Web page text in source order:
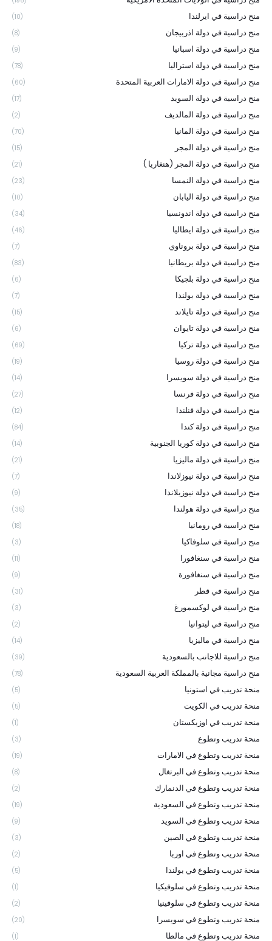
منح دراسية في ايرلندا (10)
منح دراسية في دولة اذربيجان (8)
منح دراسية في دولة اسبانيا (9)
منح دراسية في دولة استراليا (78)
منح دراسية في دولة الامارات العربية المتحدة (60)
منح دراسية في دولة السويد (17)
منح دراسية في دولة المالديف (2)
منح دراسية في دولة المانيا (70)
منح دراسية في دولة المجر (15)
منح دراسية في دولة المجر (هنغاريا ) (21)
منح دراسية في دولة النمسا (23)
منح دراسية في دولة اليابان (10)
منح دراسية في دولة اندونسيا (34)
منح دراسية في دولة ايطاليا (46)
منح دراسية في دولة بروناوي (7)
منح دراسية في دولة بريطانيا (83)
منح دراسية في دولة بلجيكا (6)
منح دراسية في دولة بولندا (7)
منح دراسية في دولة تايلاند (15)
منح دراسية في دولة تايوان (6)
منح دراسية في دولة تركيا (69)
منح دراسية في دولة روسيا (19)
منح دراسية في دولة سويسرا (14)
منح دراسية في دولة فرنسا (27)
منح دراسية في دولة فنلندا (12)
منح دراسية في دولة كندا (84)
منح دراسية في دولة كوريا الجنوبية (14)
منح دراسية في دولة ماليزيا (21)
منح دراسية في دولة نيوزلاندا (7)
منح دراسية في دولة نيوزيلاندا (9)
منح دراسية في دولة هولندا (35)
منح دراسية في رومانيا (18)
منح دراسية في سلوفاكيا (3)
منح دراسية في سنغافورا (11)
منح دراسية في سنغافورة (9)
منح دراسية في قطر (31)
منح دراسية في لوكسمورغ (3)
منح دراسية في ليتوانيا (2)
منح دراسية في ماليزيا (14)
منح دراسية للاجانب بالسعودية (39)
منح دراسية مجانية بالمملكة العربية السعودية (78)
منحة تدريب في استونيا (5)
منحة تدريب في الكويت (5)
منحة تدريب في اوزبكستان (1)
منحة تدريب وتطوع (3)
منحة تدريب وتطوع في الامارات (19)
منحة تدريب وتطوع في البرتغال (8)
منحة تدريب وتطوع في الدنمارك (2)
منحة تدريب وتطوع في السعودية (19)
منحة تدريب وتطوع في السويد (9)
منحة تدريب وتطوع في الصين (3)
منحة تدريب وتطوع في اوربا (2)
منحة تدريب وتطوع في بولندا (5)
منحة تدريب وتطوع في سلوفيكيا (1)
منحة تدريب وتطوع في سلوفينيا (2)
منحة تدريب وتطوع في سويسرا (20)
منحة تدريب وتطوع في مالطا (1)